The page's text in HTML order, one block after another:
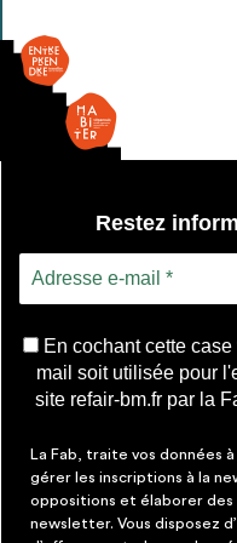
* Attention, l’ajout des
vaut aucunement
FAQ
Restez
En cochant cette
mail soit utilisée pour
site refair-bm.fr par la
La Fab, traite vos données
gérer les inscriptions à la
oppositions et élaborer des
newsletter. Vous disposez